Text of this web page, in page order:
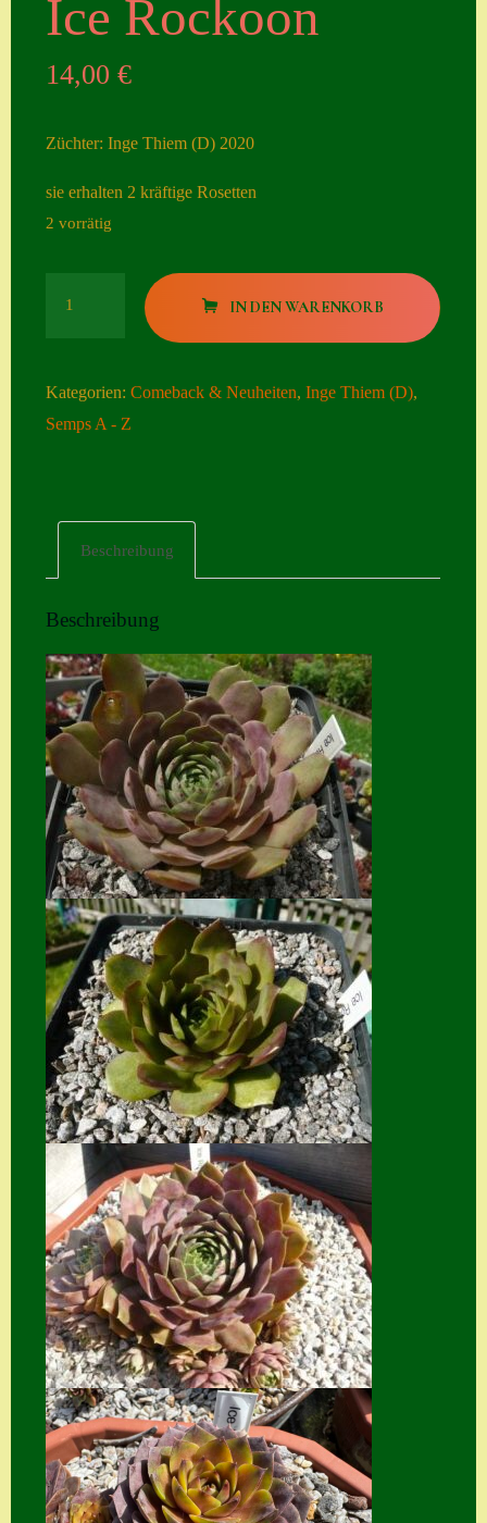
Datenschutzerklä
mit Semps
Kontakt
Mein Konto
Naturformen
S. x nixonii
Semps die ich
suche
Semps von A – Z
Shop
Suche
Sue Thomas
Translator
Versand
Semps
Warenkorb
Warenkorb
Widerrufsbelehru
ng
Zahlung
Zahlungs- &
Versandinfos
Zubehör
Ice Rockoon
14,00€
Züchter: Inge Thiem (D) 2020
sie erhalten 2 kräftige Rosetten
2 vorrätig
IN DEN WARENKORB
Kategorien:Comeback & Neuheiten,Inge Thiem (D),
Semps A - Z
Beschreibung
Beschreibung